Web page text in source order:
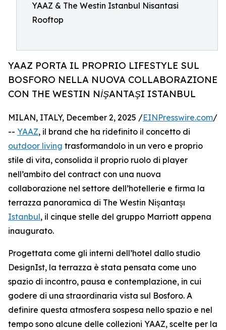
YAAZ & The Westin Istanbul Nisantasi
Rooftop
YAAZ PORTA IL PROPRIO LIFESTYLE SUL
BOSFORO NELLA NUOVA COLLABORAZIONE
CON THE WESTIN NİŞANTAŞI ISTANBUL
MILAN, ITALY, December 2, 2025 /EINPresswire.com/
-- YAAZ, il brand che ha ridefinito il concetto di
outdoor living trasformandolo in un vero e proprio
stile di vita, consolida il proprio ruolo di player
nell’ambito del contract con una nuova
collaborazione nel settore dell’hotellerie e firma la
terrazza panoramica di The Westin Nişantaşı
Istanbul, il cinque stelle del gruppo Marriott appena
inaugurato.
Progettata come gli interni dell’hotel dallo studio
DesignIst, la terrazza è stata pensata come uno
spazio di incontro, pausa e contemplazione, in cui
godere di una straordinaria vista sul Bosforo. A
definire questa atmosfera sospesa nello spazio e nel
tempo sono alcune delle collezioni YAAZ, scelte per la